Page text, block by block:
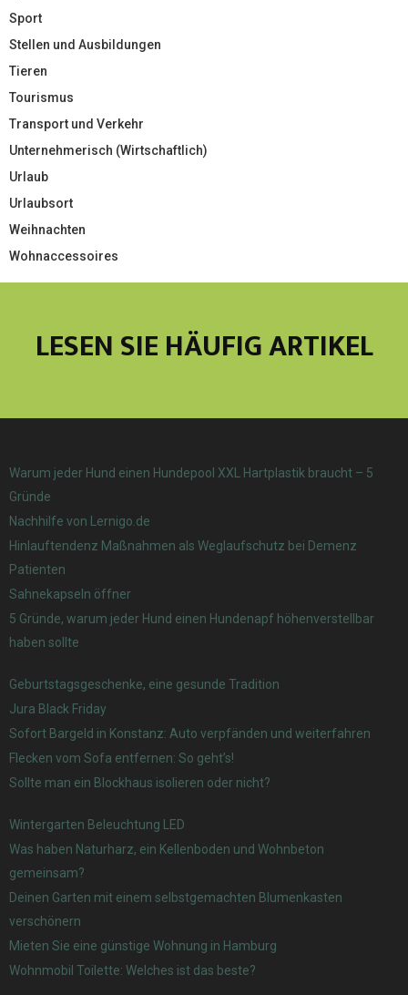
Sport
Stellen und Ausbildungen
Tieren
Tourismus
Transport und Verkehr
Unternehmerisch (Wirtschaftlich)
Urlaub
Urlaubsort
Weihnachten
Wohnaccessoires
LESEN SIE HÄUFIG ARTIKEL
Warum jeder Hund einen Hundepool XXL Hartplastik braucht – 5
Gründe
Nachhilfe von Lernigo.de
Hinlauftendenz Maßnahmen als Weglaufschutz bei Demenz
Patienten
Sahnekapseln öffner
5 Gründe, warum jeder Hund einen Hundenapf höhenverstellbar
haben sollte
Geburtstagsgeschenke, eine gesunde Tradition
Jura Black Friday
Sofort Bargeld in Konstanz: Auto verpfänden und weiterfahren
Flecken vom Sofa entfernen: So geht’s!
Sollte man ein Blockhaus isolieren oder nicht?
Wintergarten Beleuchtung LED
Was haben Naturharz, ein Kellenboden und Wohnbeton
gemeinsam?
Deinen Garten mit einem selbstgemachten Blumenkasten
verschönern
Mieten Sie eine günstige Wohnung in Hamburg
Wohnmobil Toilette: Welches ist das beste?